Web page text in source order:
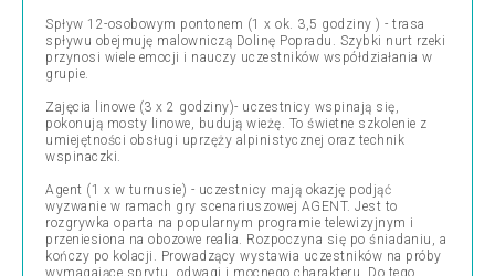
Spływ 12-osobowym pontonem (1 x ok. 3,5 godziny ) - trasa
spływu obejmuję malowniczą Dolinę Popradu. Szybki nurt rzeki
przynosi wiele emocji i nauczy uczestników współdziałania w
grupie.
Zajęcia linowe (3 x 2 godziny)- uczestnicy wspinają się,
pokonują mosty linowe, budują wieżę. To świetne szkolenie z
umiejętności obsługi uprzęży alpinistycznej oraz technik
wspinaczki.
Agent (1 x w turnusie) - uczestnicy mają okazję podjąć
wyzwanie w ramach gry scenariuszowej AGENT. Jest to
rozgrywka oparta na popularnym programie telewizyjnym i
przeniesiona na obozowe realia. Rozpoczyna się po śniadaniu, a
kończy po kolacji. Prowadzący wystawia uczestników na próby
wymagające sprytu, odwagi i mocnego charakteru. Do tego